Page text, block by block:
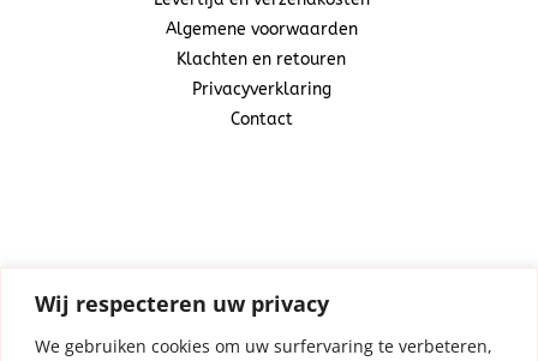
Wij respecteren uw privacy
We gebruiken cookies om uw surfervaring te verbeteren,
Algemene voorwaarden
Klachten en retouren
Privacyverklaring
Contact